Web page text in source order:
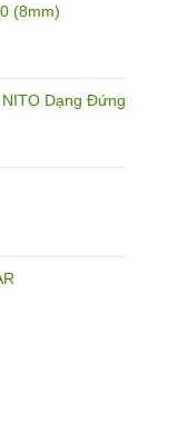
(8mm)
Dạng Đứng